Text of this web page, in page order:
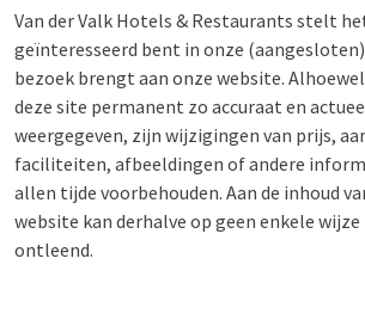
Van der Valk Hotels & Restaurants stelt
geïnteresseerd bent in onze
bezoek brengt aan onze website.
deze site permanent zo accuraat en
weergegeven, zijn wijzigingen van prijs,
faciliteiten, afbeeldingen of andere
allen tijde voorbehouden. Aan de inhoud
website kan derhalve op geen enkele
ontleend.